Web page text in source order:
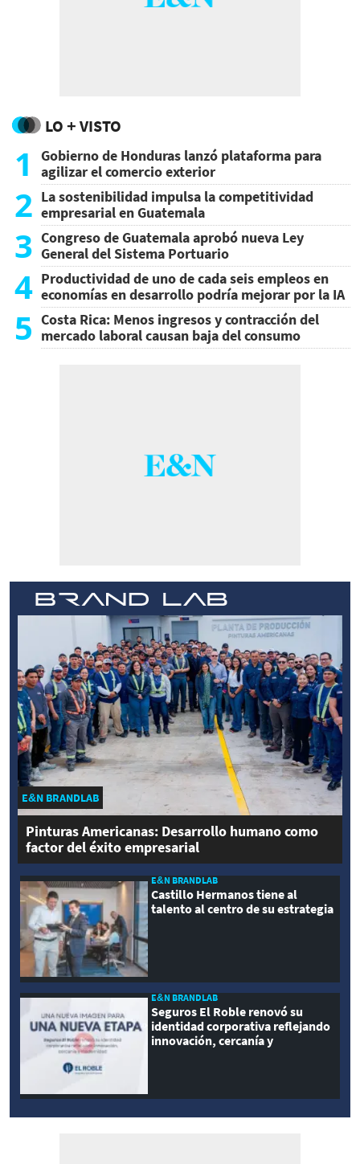
LO + VISTO
1
Gobierno de Honduras lanzó plataforma para
agilizar el comercio exterior
2 La sostenibilidad impulsa la competitividad
empresarial en Guatemala
3 Congreso de Guatemala aprobó nueva Ley
General del Sistema Portuario
4 Productividad de uno de cada seis empleos en
economías en desarrollo podría mejorar por la IA
5 Costa Rica: Menos ingresos y contracción del
mercado laboral causan baja del consumo
E&N BRANDLAB
Pinturas Americanas: Desarrollo humano como
factor del éxito empresarial
E&N BRANDLAB
Castillo Hermanos tiene al
talento al centro de su estrategia
E&N BRANDLAB
Seguros El Roble renovó su
identidad corporativa reflejando
innovación, cercanía y